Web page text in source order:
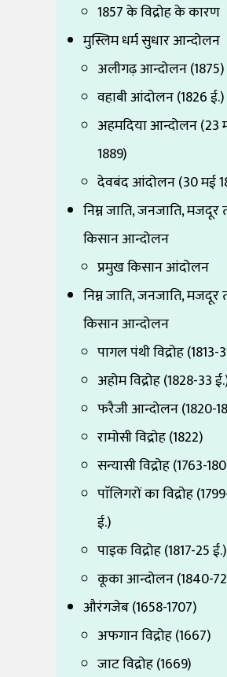
1857 के विद्रोह के कारण
मुस्लिम धर्म सुधार आन्दोलन
अलीगढ़ आन्दोलन (1875)
वहाबी आंदोलन (1826 ई.)
अहमदिया आन्दोलन (23
1889)
देवबंद आंदोलन (30 मई
निम्न जाति, जनजाति, मजदूर
किसान आन्दोलन
प्रमुख किसान आंदोलन
निम्न जाति, जनजाति, मजदूर
किसान आन्दोलन
पागल पंथी विद्रोह (1813-
अहोम विद्रोह (1828-33
फरैजी आन्दोलन (1820-
रामोसी विद्रोह (1822)
सन्यासी विद्रोह (1763-
पाॅलिगरों का विद्रोह
ई.)
पाइक विद्रोह (1817-25 ई.)
कूका आन्दोलन (1840-
औरंगजेब (1658-1707)
अफगान विद्रोह (1667)
जाट विद्रोह (1669)